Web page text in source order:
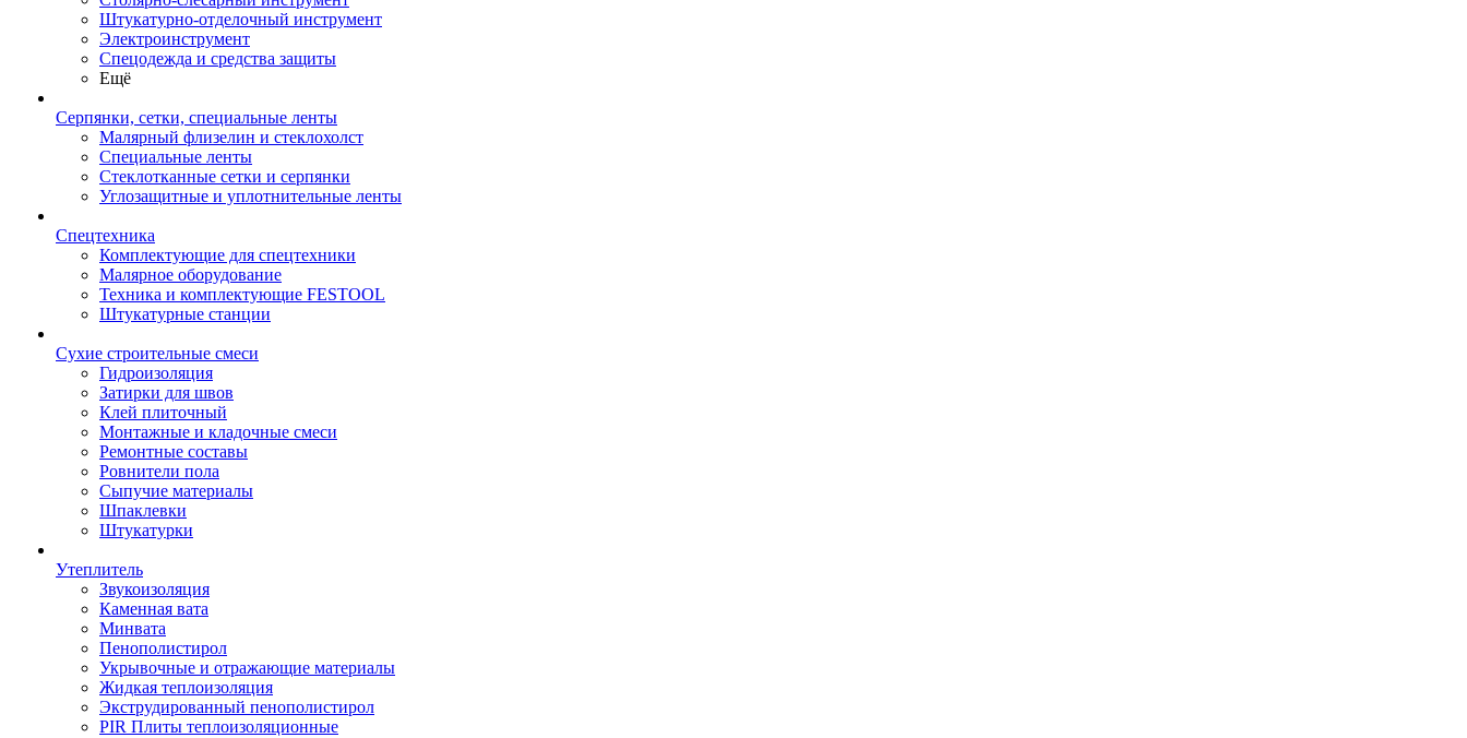
Штукатурно-отделочный инструмент
Электроинструмент
Спецодежда и средства защиты
Ещё
Серпянки, сетки, специальные ленты
Малярный флизелин и стеклохолст
Специальные ленты
Стеклотканные сетки и серпянки
Углозащитные и уплотнительные ленты
Спецтехника
Комплектующие для спецтехники
Малярное оборудование
Техника и комплектующие FESTOOL
Штукатурные станции
Сухие строительные смеси
Гидроизоляция
Затирки для швов
Клей плиточный
Монтажные и кладочные смеси
Ремонтные составы
Ровнители пола
Сыпучие материалы
Шпаклевки
Штукатурки
Утеплитель
Звукоизоляция
Каменная вата
Минвата
Пенополистирол
Укрывочные и отражающие материалы
Жидкая теплоизоляция
Экструдированный пенополистирол
PIR Плиты теплоизоляционные